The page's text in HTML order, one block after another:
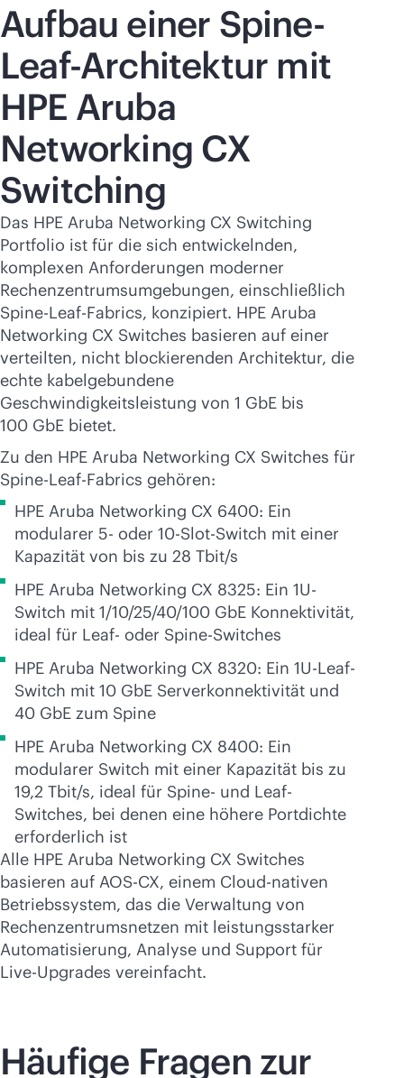
Aufbau einer Spine-
Leaf-Architektur mit
HPE Aruba
Networking CX
Switching
Das HPE Aruba Networking CX Switching
Portfolio ist für die sich entwickelnden,
komplexen Anforderungen moderner
Rechenzentrumsumgebungen, einschließlich
Spine-Leaf-Fabrics, konzipiert. HPE Aruba
Networking CX Switches basieren auf einer
verteilten, nicht blockierenden Architektur, die
echte kabelgebundene
Geschwindigkeitsleistung von 1 GbE bis
100 GbE bietet.
Zu den HPE Aruba Networking CX Switches für
Spine-Leaf-Fabrics gehören:
HPE Aruba Networking CX 6400: Ein
modularer 5- oder 10-Slot-Switch mit einer
Kapazität von bis zu 28 Tbit/s
HPE Aruba Networking CX 8325: Ein 1U-
Switch mit 1/10/25/40/100 GbE Konnektivität,
ideal für Leaf- oder Spine-Switches
HPE Aruba Networking CX 8320: Ein 1U-Leaf-
Switch mit 10 GbE Serverkonnektivität und
40 GbE zum Spine
HPE Aruba Networking CX 8400: Ein
modularer Switch mit einer Kapazität bis zu
19,2 Tbit/s, ideal für Spine- und Leaf-
Switches, bei denen eine höhere Portdichte
erforderlich ist
Alle HPE Aruba Networking CX Switches
basieren auf AOS-CX, einem Cloud-nativen
Betriebssystem, das die Verwaltung von
Rechenzentrumsnetzen mit leistungsstarker
Automatisierung, Analyse und Support für
Live-Upgrades vereinfacht.
Häufige Fragen zur